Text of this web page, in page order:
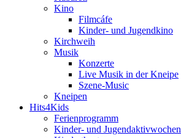
Kino
Filmcáfe
Kinder- und Jugendkino
Kirchweih
Musik
Konzerte
Live Musik in der Kneipe
Szene-Music
Kneipen
Hits4Kids
Ferienprogramm
Kinder- und Jugendaktivwochen